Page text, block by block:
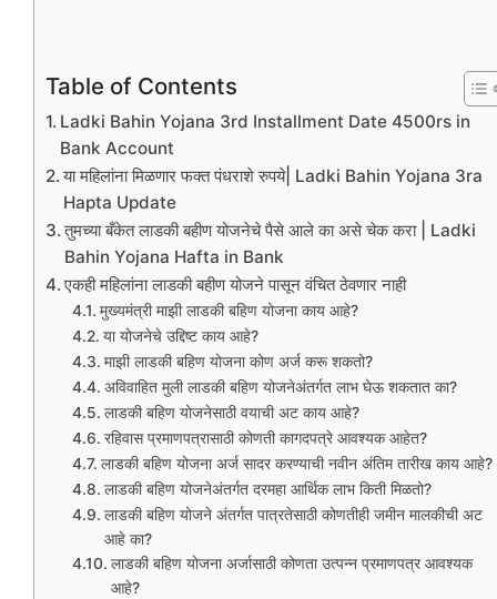
Table of Contents
Ladki Bahin Yojana 3rd Installment Date 4500rs in
Bank Account
या महिलांना मिळणार फक्त पंधराशे रुपये| Ladki Bahin Yojana 3ra
Hapta Update
तुमच्या बँकेत लाडकी बहीण योजनेचे पैसे आले का असे चेक करा | Ladki
Bahin Yojana Hafta in Bank
एकही महिलांना लाडकी बहीण योजने पासून वंचित ठेवणार नाही
मुख्यमंत्री माझी लाडकी बहिण योजना काय आहे?
या योजनेचे उद्दिष्ट काय आहे?
माझी लाडकी बहिण योजना कोण अर्ज करू शकतो?
अविवाहित मुली लाडकी बहिण योजनेअंतर्गत लाभ घेऊ शकतात का?
लाडकी बहिण योजनेसाठी वयाची अट काय आहे?
रहिवास प्रमाणपत्रासाठी कोणती कागदपत्रे आवश्यक आहेत?
लाडकी बहिण योजना अर्ज सादर करण्याची नवीन अंतिम तारीख काय आहे?
लाडकी बहिण योजनेअंतर्गत दरमहा आर्थिक लाभ किती मिळतो?
लाडकी बहिण योजने अंतर्गत पात्रतेसाठी कोणतीही जमीन मालकीची अट
आहे का?
लाडकी बहिण योजना अर्जासाठी कोणता उत्पन्न प्रमाणपत्र आवश्यक
आहे?